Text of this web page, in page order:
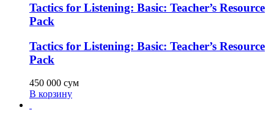
Tactics for Listening: Basic: Teacher’s Resource
Pack
Tactics for Listening: Basic: Teacher’s Resource
Pack
450 000 сум
В корзину